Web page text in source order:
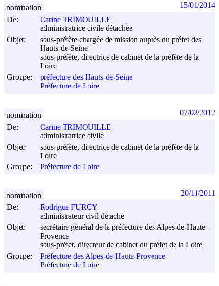
De:
Carine TRIMOUILLE
administratrice civile détachée
Objet:
sous-préfète chargée de mission auprès du préfet des
Hauts-de-Seine
sous-préfète, directrice de cabinet de la préfète de la
Loire
Groupe:
préfecture des Hauts-de-Seine
Préfecture de Loire
nomination 15/01/2014
De:
Carine TRIMOUILLE
administratrice civile
Objet:
sous-préfète, directrice de cabinet de la préfète de la
Loire
Groupe:
Préfecture de Loire
nomination 07/02/2012
De:
Rodrigue FURCY
administrateur civil détaché
Objet:
secrétaire général de la préfecture des Alpes-de-Haute-
Provence
sous-préfet, directeur de cabinet du préfet de la Loire
Groupe:
Préfecture des Alpes-de-Haute-Provence
Préfecture de Loire
nomination 20/11/2011